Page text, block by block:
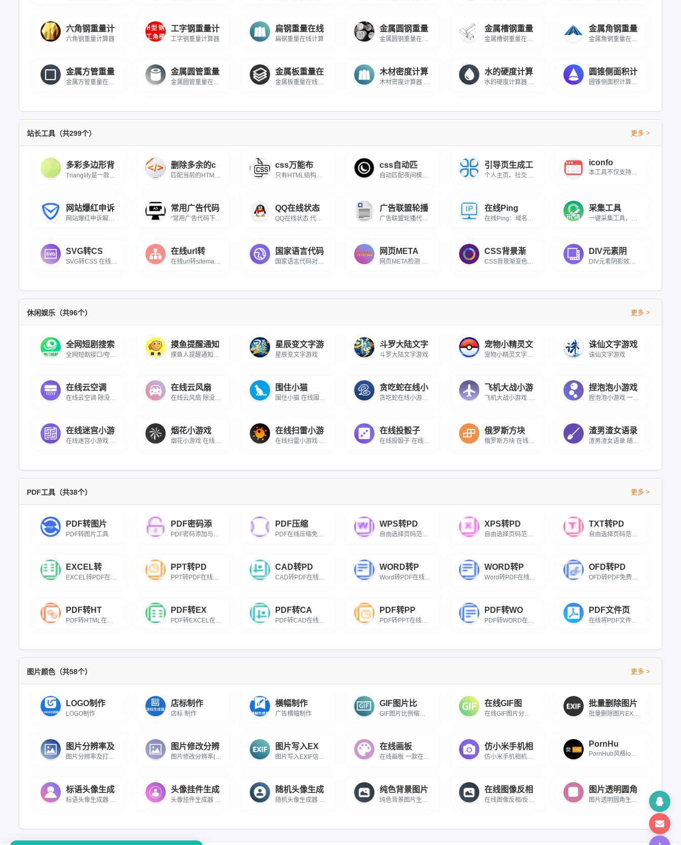
六角钢重量计
六角钢重量计算器
工字钢重量计
工字钢重量计算器
扁钢重量在线
扁钢重量在线计算
金属圆钢重量
金属圆钢重量在线计算
金属槽钢重量
金属槽钢重量在线计算
金属角钢重量
金属角钢重量在线计算
金属方管重量
金属方管重量在线计算 在线计算不锈钢方管的重量
金属圆管重量
金属圆管重量在线计算 在线计算不锈钢圆管的重量
金属板重量在
金属板重量在线计算 在线计算不锈钢板的重量
木材密度计算
木材密度计算器 在线计算木才的密度
水的硬度计算
水的硬度计算器 计算水的硬度来评估水质
圆锥侧面积计
圆锥侧面积计算器 在线计算圆锥体侧面的表面积
站长工具（共299个） 更多 >
多彩多边形背
Trianglify是一款能够生成多彩的三角形网格背景的javascript库，该js插件可以生成非常好看的SVG背景图像，你可以将生成的背景图像下载保存为SVG文件。
删除多余的c
匹配当前的HTML结构，一键删除多余的除了和当前匹配的HTML无关的css
css万能布
只有HTML结构，没有CSS，一键自动生成匹配布局的CSS样式。这是一个万能布局排版工具！
css自动匹
自动匹配夜间模式的工具，粘贴一段CSS代码后能自动转换成适配深色主题的版本，并实时演示效果。
引导页生成工
个人主页、社交媒体或作品集增添独特吸引力！打造动态视觉体验，让您的页面瞬间脱颖而出。无论是摄影师、博主、网红，还是个人品牌展示，都能通过高颜值动态展示吸引访客停留，提升互动率。\r\n\r\n核心亮点：\r\n\r\n✨ 自定义主题：支持调整图片风格、切换频率，匹配个人品牌调性\r\n\r\n✨ 轻量高效：纯前端实现，加载速度快，适配PC和移动端\r\n\r\n✨ 引流利器：增强页面观赏性，降低跳出率，提升用户停留时长\r\n\r\n适用于个人主页、作品集、社交媒体入口、粉丝引导页等场景，让您的页面更具魅力！
iconfo
本工具不仅支持在线预览丰富的iconfont图标库，还具备强大的本地ttf文件解析能力，以及无缝对接阿里图标资源的便捷功能。用户可上传本地ttf文件，或链接在线ttf、css、js资源，实现图标的全面预览与即时应用。无论是网页设计、APP开发，还是其他需要图标美化的场景，iconfont在线预览工具都能提供一站式解决方案，助力设计师与前端开发者高效工作。\r\n\r\nunicode，Font class，Symbol）iconfont preview for web, Momo\'s Blog, LuckyMomo
网站爆红申诉
网站爆红申诉解封工具适用于：腾讯平台（qq、微信、qq浏览器、腾讯安全管家等所有腾讯平台）遭遇账号或网站异常封禁情况，一次全部解封。官方显示处理时限为7个工作日，但测试最快2天解封，以实际情况而定。注意申诉之前确保网站合法性。
常用广告代码
“常用广告代码下载” 是专为广大网页开发者和新站长打造的实用资源平台。该页面精心整理并展示了高达 101 种不同类型的广告代码示例及下载链接，内容丰富多样，涵盖了多种流行的广告形式，满足不同场景下的广告展示需求 。 从常见的对联广告、大幅广告、滚动图片广告，到具有特色的自动轮换广告、跟随下拉框广告等，每一种广告代码都提供了详细的演示链接，方便用户提前查看实际展示效果。此外，还为每种广告代码配套提供了相应的下载链接，极大地节省了用户手动编写代码的时间和精力，能够有效提高广告开发和部署的效率。 无论是新手站长想要快速为自己网站增添广告功能，还是有经验的开发者需要灵感和参考，此工具网页都能成为得力的资源库，为网页广告的设计与实现提供有力的支持
QQ在线状态
QQ在线状态 代码生成器 QQ在线状态可以让你，只要你的QQ在线，客户通过网站就可以直接点击与你对话，即便是陌生人也照样可以，让沟通无距离。Q...
广告联盟轮播
广告联盟轮播代码生成器 ‌广告联盟轮播代码生成器是一款专为广告联盟用户设计的在线工具，旨在帮助用户快速生成高效、定制化的广告轮播代码‌。通过这款工具，用户可以...
在线Ping
在线Ping：域名、IP所在地查询
采集工具
一键采集工具，旨在帮助用户轻松地从源站获取内容。用户可以自定义采集规则、目标网址、超时时间和User Agent，只需点击一键采集按钮即可完成操作。QueryList的优势在于其简洁的前端语言，使得即使不懂复杂的编程技术的用户也能轻松编写采集规则。此外，该页面还提供了采集规则和源站信息的提交功能，将它们存储在数据库中，并生成一个共享的采集规则列表，以便其他用户也可以从中受益，提升各自的技术水平。
SVG转CS
SVG转CSS 在线将SVG转为CSS背景图片
在线url转
在线url转sitemap 将多个url转为sitemap网站地图
国家语言代码
国家语言代码对照表 在线查询各国语言对应的代码
网页META
网页META检测 在线检测网页中的META标签信息检测工具
CSS背景渐
CSS背景渐变色生成器 在线生成CSS渐变背景颜色代码，可在线可视化调试。
DIV元素阴
DIV元素阴影效果生成器 一键调试DIV元素阴影效果并生成CSS代码。
休闲娱乐（共96个） 更多 >
全网短剧搜索
全网短剧接口/夸克网盘/基本上所有的都能搜索到
摸鱼提醒通知
摸鱼人提醒通知是一个提供“摸鱼”提示和建议的网站。我们相信，在工作或学习中适当地放松和摸鱼，可以缓解压力、调节心态，并提高工作效率和学习效果。因此，我们为用户提供各种有趣的“摸鱼”方式和建议，并鼓励用户在工作间隙适度地放松和摸鱼。同时，我们也提供了一些实用的工具和资源，帮助用户更好地管理和规划自己的工作和生活。无论你是工作狂人还是学霸，都可以在摸鱼人通知网站中找到适合自己的“摸鱼”方式和建议。
星辰变文字游
星辰变文字游戏
斗罗大陆文字
斗罗大陆文字游戏
宠物小精灵文
宠物小精灵文字游戏
诛仙文字游戏
诛仙文字游戏
在线云空调
在线云空调 除没有风啥都好用的云空调
在线云风扇
在线云风扇 除没有风啥都好的云风扇
围住小猫
围住小猫 在线围住小猫小游戏
贪吃蛇在线小
贪吃蛇在线小游戏 经典贪吃蛇在线小游戏
飞机大战小游
飞机大战小游戏 在线飞机打仗小游戏
捏泡泡小游戏
捏泡泡小游戏 一款在线解压小游戏
在线迷宫小游
在线迷宫小游戏 一款在线闯迷宫的小游戏
烟花小游戏
烟花小游戏 在线模拟放烟花的小游戏
在线扫雷小游
在线扫雷小游戏 一款在线扫雷的休闲小游戏
在线投骰子
在线投骰子 在线投骰子小工具
俄罗斯方块
俄罗斯方块 在线俄罗斯方块小游戏
渣男渣女语录
渣男渣女语录 随机抽一条渣男渣女语录
PDF工具（共38个） 更多 >
PDF转图片
PDF转图片工具
PDF密码添
PDF密码添加与解除,输入文档打开密码，快速解除PDF限制，恢复打印编辑权。
PDF压缩
PDF在线压缩免费，支持自由拖拽调节压缩程度，智能优化体积同时保留文档清晰度与格式。
WPS转PD
自由选择页码范围，支持doc/docx/wps/et格式，批量生成PDF。
XPS转PD
自由选择页码范围，XPS文件批量转换，生成通用PDF文档。
TXT转PD
自由选择页码范围，TXT文本批量转换，生成清晰PDF文档。
EXCEL转
EXCEL转PDF在线转换免费，自由选择页码范围，精准输出PDF文档。
PPT转PD
PPT转PDF在线批量转换免费，支持自由选择页码范围，高质量保留原幻灯片排版、动画及备注。
CAD转PD
CAD转PDF在线转换免费，可设置输出颜色、背景色、页面大小与输出质量，满足专业图纸打印与分享需求。
WORD转P
Word转PDF在线批量转换免费，支持自由选择页码范围，高质量保持原格式。
WORD转P
Word转PDF在线批量转换免费，支持自由选择页码范围，高质量保持原格式。
OFD转PD
OFD转PDF免费在线批量OFD转PDF转换器，精准保留国产版式文档原排版、字体与图片格式。
PDF转HT
PDF转HTML在线转换免费，自由指定转换页码，批量快速处理，快速生成网页文件。
PDF转EX
PDF转EXCEL在线转换免费，支持页码选择，可输出XLS/XLSX格式，智能识别表格数据。
PDF转CA
PDF转CAD在线转换免费，支持页码选择、DWG/DXF 输出，可设生成方式、导出指定 AutoCAD 版本。
PDF转PP
PDF转PPT在线转换免费，支持页码自选，一键输出PPT/PPTX双格式演示文稿。
PDF转WO
PDF转WORD在线转换免费，自选页码，OCR识别扫描件，输出格式与效果可选，精准还原
PDF文件页
在线将PDF文件中的所有页面转为单一长图
图片颜色（共58个） 更多 >
LOGO制作
LOGO制作
店标制作
店标 制作
横幅制作
广告横幅制作
GIF图片比
GIF图片比例缩放 免费在线对GIF图片进行比例缩放
在线GIF图
在线GIF图片分解 一款在线对GIF图片进行分解的工具
批量删除图片
批量删除图片EXIF信息 在线批量删除图片中的EXIF信息
图片分辨率及
图片分辨率及打印尺寸获取 在线批量获取图片的分辨率及打印尺寸
图片修改分辨
图片修改分辨率(DPI) 在线批量修改图片的分辨率(DPI)
图片写入EX
图片写入EXIF信息 在线批量向图片中写入EXIF信息
在线画板
在线画板 一款在线的彩色绘画工具
仿小米手机相
仿小米手机相机莱卡水印工具 在线给图片添加类似莱卡水印的工具
PornHu
PornHub风格logo生成工具 在线生成PornHub风格的Logo图片
标语头像生成
标语头像生成器 在线生成带有标语的头像
头像挂件生成
头像挂件生成器 一款可以生成圣诞头像,节日头像,国旗头像的在线小工具
随机头像生成
随机头像生成器 一款可以生成随机头像的在线小工具
纯色背景图片
纯色背景图片生成器 在线生成纯色背景的图片小工具
在线图像反相
在线图像反相/反色工具 在线将图像的颜色进行反转
图片透明圆角
图片透明圆角生成器 在线给图片添加透明的圆角效果。